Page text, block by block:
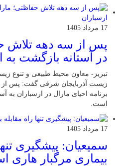
17 مرداد 1405
پس از سه دهه تلاش
در آستانه بازگشت به
تبریز- معاون محیط طبیعی و تنوع
زیست آذربایجان شرقی گفت: پس از
برنامه احیای مارال در ارسباران به
است.
17 مرداد 1405
سمیعیان: پیشگیری
بیماری مرگبار هاری